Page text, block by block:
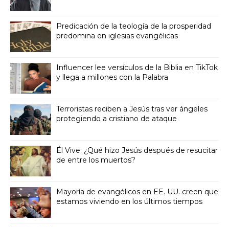
Predicación de la teología de la prosperidad
predomina en iglesias evangélicas
Influencer lee versículos de la Biblia en TikTok
y llega a millones con la Palabra
Terroristas reciben a Jesús tras ver ángeles
protegiendo a cristiano de ataque
Él Vive: ¿Qué hizo Jesús después de resucitar
de entre los muertos?
Mayoría de evangélicos en EE. UU. creen que
estamos viviendo en los últimos tiempos